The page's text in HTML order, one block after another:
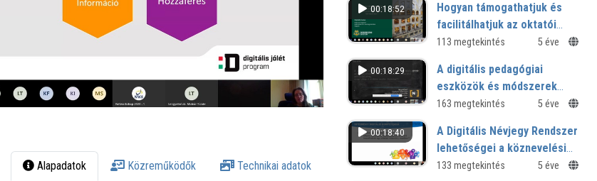
Alapadatok Közreműködők Technikai adatok
00:18:52
Hogyan támogathatjuk és
facilitálhatjuk az oktatói
Moodle felhasználást
113 megtekintés 5 éve
00:18:29
A digitális pedagógiai
eszközök és módszerek
alkalmazásának hatása a
163 megtekintés 5 éve
00:18:40
A Digitális Névjegy Rendszer
lehetőségei a köznevelési
intézmények digitális
133 megtekintés 5 éve